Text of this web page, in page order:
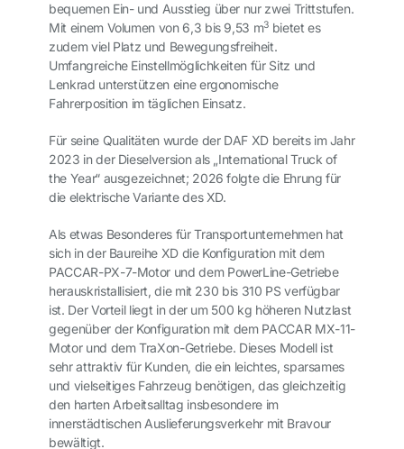
bequemen Ein- und Ausstieg über nur zwei Trittstufen.
Mit einem Volumen von 6,3 bis 9,53 m3 bietet es
zudem viel Platz und Bewegungsfreiheit.
Umfangreiche Einstellmöglichkeiten für Sitz und
Lenkrad unterstützen eine ergonomische
Fahrerposition im täglichen Einsatz.
Für seine Qualitäten wurde der DAF XD bereits im Jahr
2023 in der Dieselversion als „International Truck of
the Year“ ausgezeichnet; 2026 folgte die Ehrung für
die elektrische Variante des XD.
Als etwas Besonderes für Transportunternehmen hat
sich in der Baureihe XD die Konfiguration mit dem
PACCAR-PX-7-Motor und dem PowerLine-Getriebe
herauskristallisiert, die mit 230 bis 310 PS verfügbar
ist. Der Vorteil liegt in der um 500 kg höheren Nutzlast
gegenüber der Konfiguration mit dem PACCAR MX-11-
Motor und dem TraXon-Getriebe. Dieses Modell ist
sehr attraktiv für Kunden, die ein leichtes, sparsames
und vielseitiges Fahrzeug benötigen, das gleichzeitig
den harten Arbeitsalltag insbesondere im
innerstädtischen Auslieferungsverkehr mit Bravour
bewältigt.